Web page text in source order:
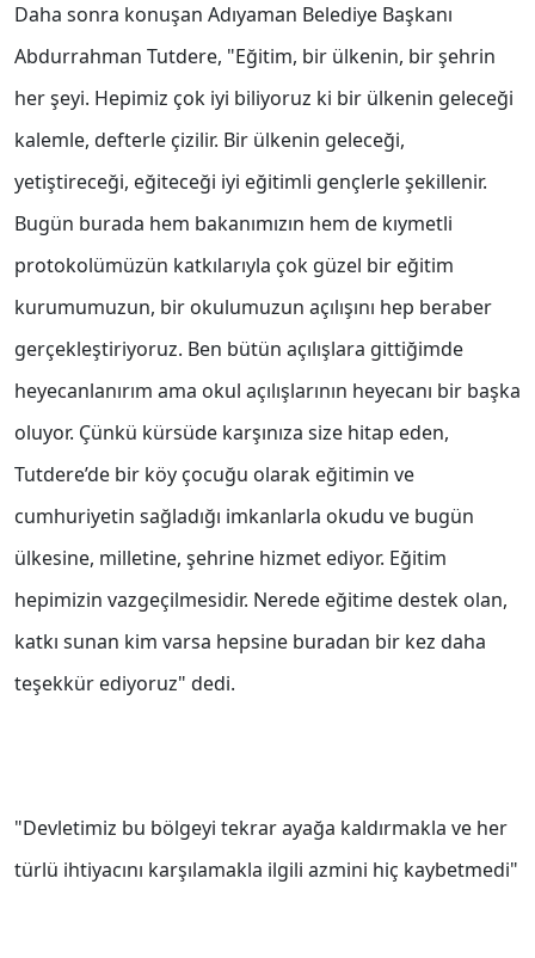
Daha sonra konuşan Adıyaman Belediye Başkanı
Abdurrahman Tutdere, "Eğitim, bir ülkenin, bir şehrin
her şeyi. Hepimiz çok iyi biliyoruz ki bir ülkenin geleceği
kalemle, defterle çizilir. Bir ülkenin geleceği,
yetiştireceği, eğiteceği iyi eğitimli gençlerle şekillenir.
Bugün burada hem bakanımızın hem de kıymetli
protokolümüzün katkılarıyla çok güzel bir eğitim
kurumumuzun, bir okulumuzun açılışını hep beraber
gerçekleştiriyoruz. Ben bütün açılışlara gittiğimde
heyecanlanırım ama okul açılışlarının heyecanı bir başka
oluyor. Çünkü kürsüde karşınıza size hitap eden,
Tutdere’de bir köy çocuğu olarak eğitimin ve
cumhuriyetin sağladığı imkanlarla okudu ve bugün
ülkesine, milletine, şehrine hizmet ediyor. Eğitim
hepimizin vazgeçilmesidir. Nerede eğitime destek olan,
katkı sunan kim varsa hepsine buradan bir kez daha
teşekkür ediyoruz" dedi.
"Devletimiz bu bölgeyi tekrar ayağa kaldırmakla ve her
türlü ihtiyacını karşılamakla ilgili azmini hiç kaybetmedi"